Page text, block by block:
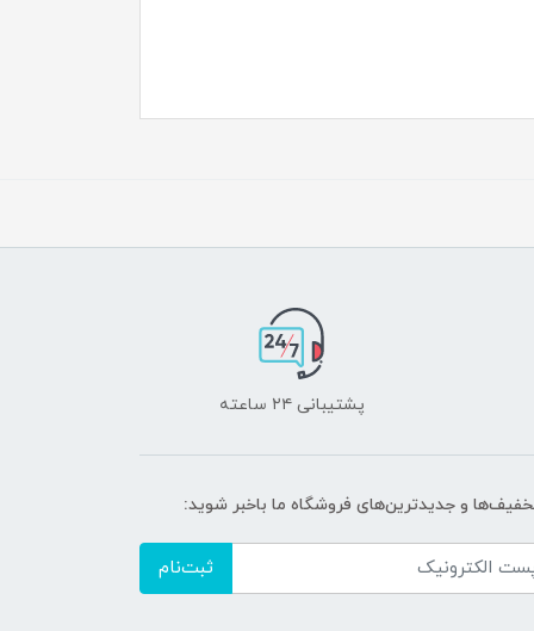
پشتیبانی ۲۴ ساعته
و جدیدترین‌های فروشگاه ما باخبر شوید:
ثبت‌نام